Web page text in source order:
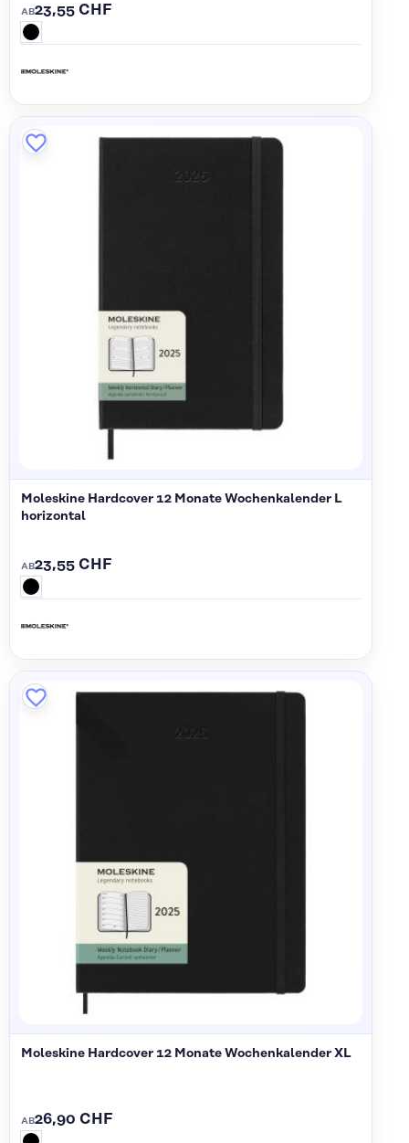
AB23,55 CHF
Moleskine Hardcover 12 Monate Wochenkalender L
horizontal
AB23,55 CHF
Moleskine Hardcover 12 Monate Wochenkalender XL
AB26,90 CHF